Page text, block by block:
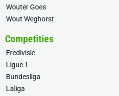
Wouter Goes
Wout Weghorst
Competities
Eredivisie
Ligue 1
Bundesliga
Laliga